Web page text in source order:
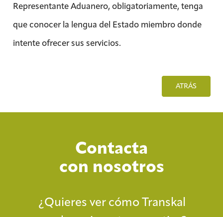
Representante Aduanero, obligatoriamente, tenga
que conocer la lengua del Estado miembro donde
intente ofrecer sus servicios.
ATRÁS
Contacta
con nosotros
¿Quieres ver cómo Transkal